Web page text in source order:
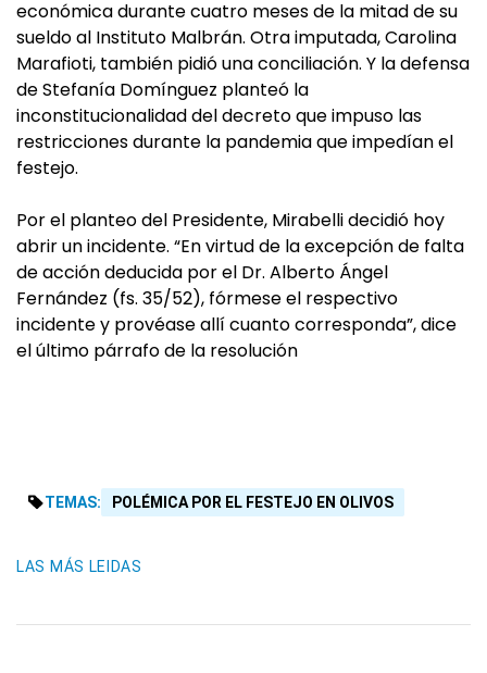
económica durante cuatro meses de la mitad de su
sueldo al Instituto Malbrán. Otra imputada, Carolina
Marafioti, también pidió una conciliación. Y la defensa
de Stefanía Domínguez planteó la
inconstitucionalidad del decreto que impuso las
restricciones durante la pandemia que impedían el
festejo.
Por el planteo del Presidente, Mirabelli decidió hoy
abrir un incidente. “En virtud de la excepción de falta
de acción deducida por el Dr. Alberto Ángel
Fernández (fs. 35/52), fórmese el respectivo
incidente y provéase allí cuanto corresponda”, dice
el último párrafo de la resolución
TEMAS: POLÉMICA POR EL FESTEJO EN OLIVOS
LAS MÁS LEIDAS